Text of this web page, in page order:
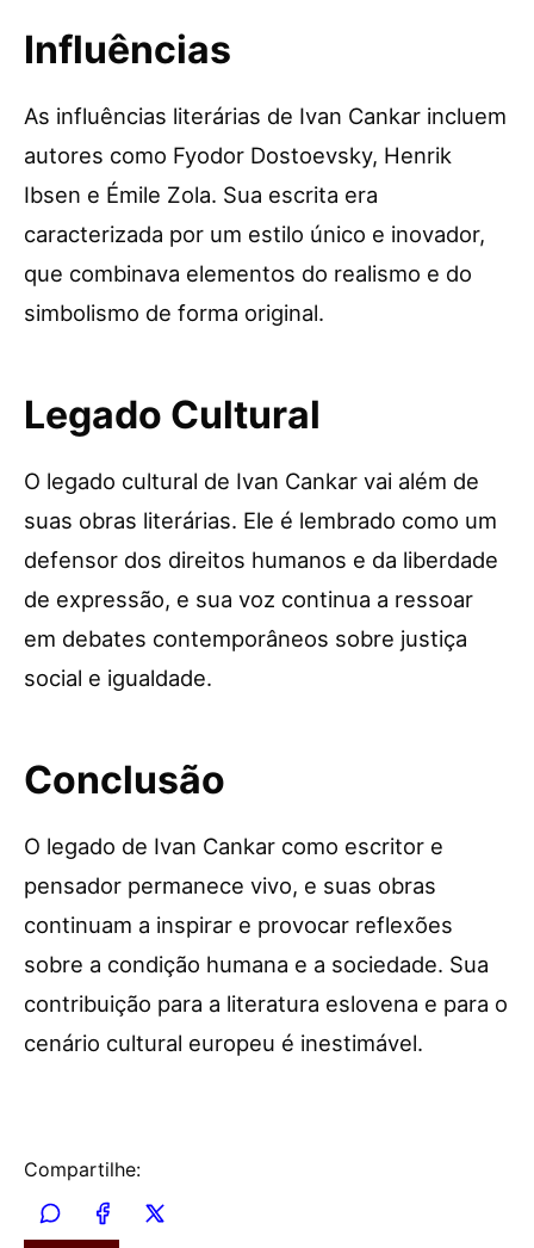
Influências
As influências literárias de Ivan Cankar incluem
autores como Fyodor Dostoevsky, Henrik
Ibsen e Émile Zola. Sua escrita era
caracterizada por um estilo único e inovador,
que combinava elementos do realismo e do
simbolismo de forma original.
Legado Cultural
O legado cultural de Ivan Cankar vai além de
suas obras literárias. Ele é lembrado como um
defensor dos direitos humanos e da liberdade
de expressão, e sua voz continua a ressoar
em debates contemporâneos sobre justiça
social e igualdade.
Conclusão
O legado de Ivan Cankar como escritor e
pensador permanece vivo, e suas obras
continuam a inspirar e provocar reflexões
sobre a condição humana e a sociedade. Sua
contribuição para a literatura eslovena e para o
cenário cultural europeu é inestimável.
Compartilhe: